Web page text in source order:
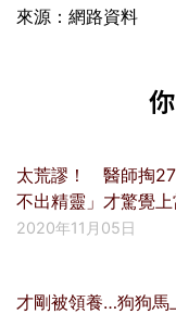
來源：網路資料
太荒謬！ 醫師掏
不出精靈」才驚覺上
2020年11月05日
才剛被領養…狗狗